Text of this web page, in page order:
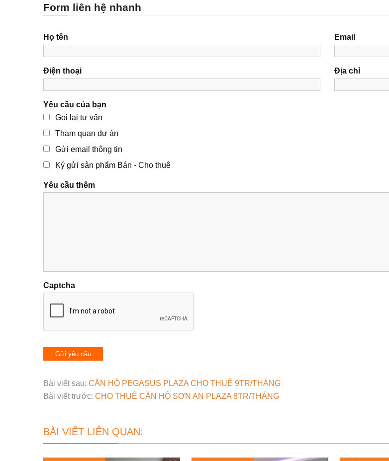
Form liên hệ nhanh
Họ tên Email
Điện thoại Địa chỉ
Yêu cầu của bạn
Gọi lại tư vấn
Tham quan dự án
Gửi email thông tin
Ký gửi sản phẩm Bán - Cho thuê
Yêu cầu thêm
Captcha
Bài viết sau: CĂN HỘ PEGASUS PLAZA CHO THUÊ 9TR/THÁNG
Bài viết trước: CHO THUÊ CĂN HỘ SƠN AN PLAZA 8TR/THÁNG
BÀI VIẾT LIÊN QUAN: